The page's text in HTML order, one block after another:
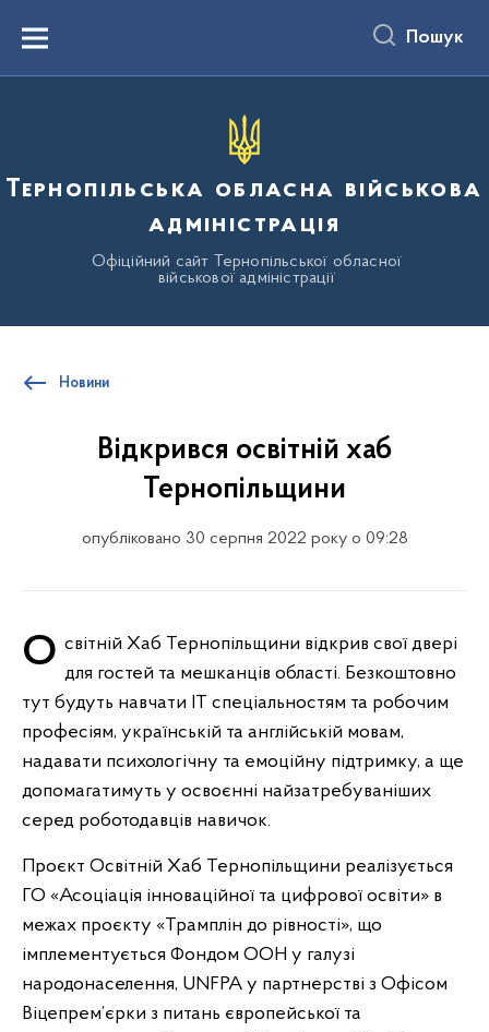
вмістуMenu Пошук
Тернопільська обласна військова
адміністрація
Офіційний сайт Тернопільської обласної
військової адміністрації
Новини
Відкрився освітній хаб
Тернопільщини
опубліковано 30 серпня 2022 року о 09:28
Освітній Хаб Тернопільщини відкрив свої двері для гостей та мешканців області. Безкоштовно
тут будуть навчати IT спеціальностям та робочим
професіям, українській та англійській мовам,
надавати психологічну та емоційну підтримку, а ще
допомагатимуть у освоєнні найзатребуваніших
серед роботодавців навичок.
Проєкт Освітній Хаб Тернопільщини реалізується
ГО «Асоціація інноваційної та цифрової освіти» в
межах проєкту «Трамплін до рівності», що
імплементується Фондом ООН у галузі
народонаселення, UNFPA у партнерстві з Офісом
Віцепрем’єрки з питань європейської та